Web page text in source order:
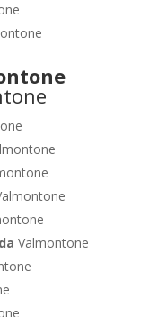
Valmontone